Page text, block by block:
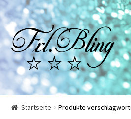
Zur
Navigation
springen
Springe
zum
Inhalt
Start
Startseite Produkte